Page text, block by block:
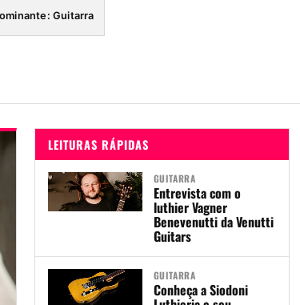
Guitarra
LEITURAS RÁPIDAS
GUITARRA
Entrevista com o
luthier Vagner
Benevenutti da Venutti
Guitars
GUITARRA
Conheça a Siodoni